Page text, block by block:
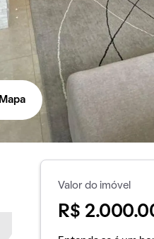
Mapa
Valor do imóvel
R$